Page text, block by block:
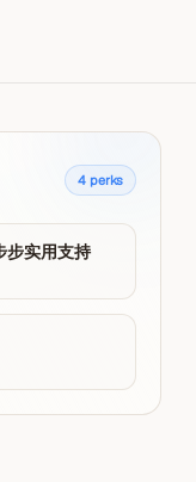
4 perks
步实用支持